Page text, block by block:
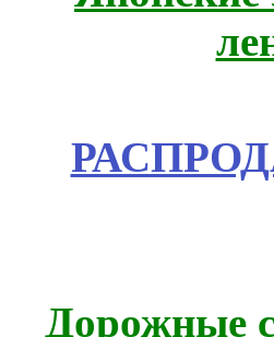
Дорожные